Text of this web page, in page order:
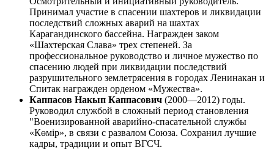
Принимал участие в спасении шахтеров и ликвидации
последствий сложных аварий на шахтах
Карагандинского бассейна. Награжден заком
«Шахтерская Слава» трех степеней. За
профессиональное руководство и личное мужество по
спасению людей при ликвидации последствий
разрушительного землетрясения в городах Ленинакан и
Спитак награжден орденом «Мужества».
Каппасов Накып Каппасович (2000—2012) годы.
Руководил службой в сложный период становления
"Военизированной аварийно-спасательной службы
«Көмір», в связи с развалом Союза. Сохранил лучшие
кадры, традиции и опыт ВГСЧ.